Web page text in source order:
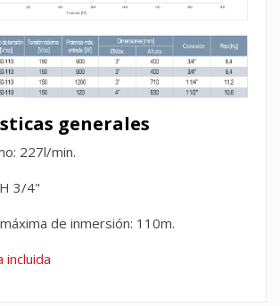
generales
227l/min.
3/4"
de inmersión: 110m.
incluida